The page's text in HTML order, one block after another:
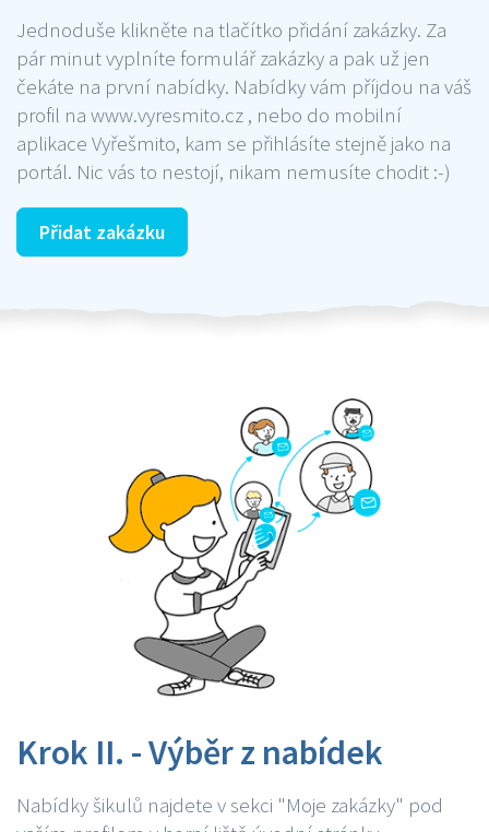
Jednoduše klikněte na tlačítko přidání zakázky. Za
pár minut vyplníte formulář zakázky a pak už jen
čekáte na první nabídky. Nabídky vám příjdou na váš
profil na www.vyresmito.cz , nebo do mobilní
aplikace Vyřešmito, kam se přihlásíte stejně jako na
portál. Nic vás to nestojí, nikam nemusíte chodit :-)
Přidat zakázku
Krok II. - Výběr z nabídek
Nabídky šikulů najdete v sekci "Moje zakázky" pod